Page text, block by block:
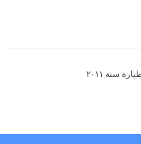
سنة ٢٠١١